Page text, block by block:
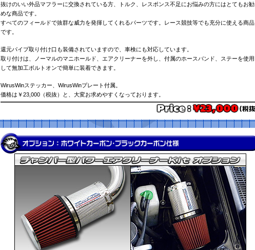
抜けのいい外品マフラーに交換されている方、トルク、レスポンス不足にお悩みの方にはとてもお勧
めな商品です。
すべてのフィールドで抜群な威力を発揮してくれるパーツです。レース競技等でも充分に使える商品
です。
還元パイプ取り付け口も装備されていますので、車検にも対応しています。
取り付けは、ノーマルのマニホールド、エアクリーナーを外し、付属のホースバンド、ステーを使用
して無加工ボルトオンで簡単に装着できます。
WirusWinステッカー、WirusWinプレート付属。
価格は￥23,000（税抜）と、大変お求めやすくなっております。